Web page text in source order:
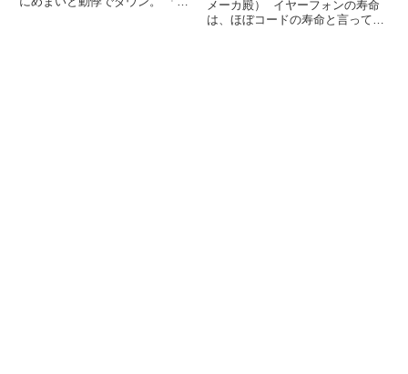
メーカ殿） イヤーフォンの寿命
は、ほぼコードの寿命と言ってい